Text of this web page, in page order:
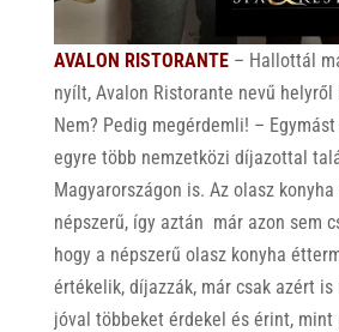
AVALON RISTORANTE– Hallottál
nyílt, Avalon Ristorante nevű
Nem? Pedig megérdemli! –
egyre több nemzetközi díjazottal
Magyarországon is. Az olasz
népszerű, így aztán már azon sem
hogy a népszerű olasz konyha
értékelik, díjazzák, már csak azért
jóval többeket érdekel és érint,